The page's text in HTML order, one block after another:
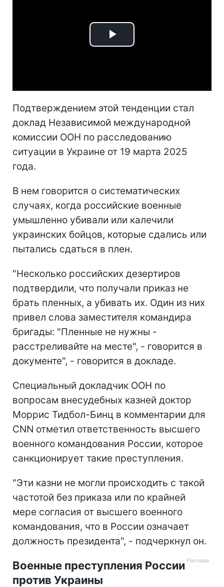
Play
Подтверждением этой тенденции стал
доклад Независимой международной
комиссии ООН по расследованию
ситуации в Украине от 19 марта 2025
года.
В нем говорится о систематических
случаях, когда российские военные
умышленно убивали или калечили
украинских бойцов, которые сдались или
пытались сдаться в плен.
"Несколько российских дезертиров
подтвердили, что получали приказ не
брать пленных, а убивать их. Один из них
привел слова заместителя командира
бригады: "Пленные не нужны -
расстреливайте на месте", - говорится в
документе", - говорится в докладе.
Специальный докладчик ООН по
вопросам внесудебных казней доктор
Моррис Тидбол-Бинц в комментарии для
CNN отметил ответственность высшего
военного командования России, которое
санкционирует такие преступления.
"Эти казни не могли происходить с такой
частотой без приказа или по крайней
мере согласия от высшего военного
командования, что в России означает
должность президента", - подчеркнул он.
Военные преступления России
против Украины